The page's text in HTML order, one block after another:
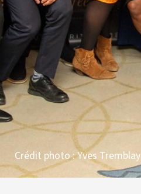
Crédit photo : Yves Tremblay